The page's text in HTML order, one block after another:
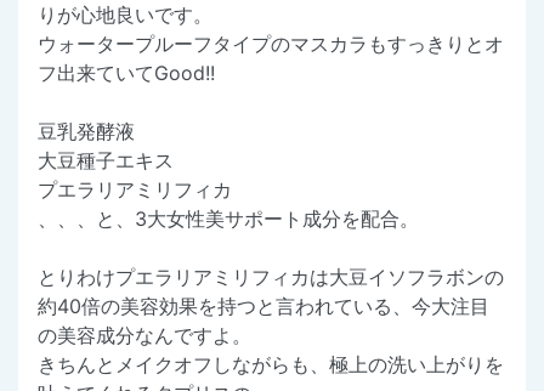
りが心地良いです。
ウォータープルーフタイプのマスカラもすっきりとオ
フ出来ていてGood!!
豆乳発酵液
大豆種子エキス
プエラリアミリフィカ
、、、と、3大女性美サポート成分を配合。
とりわけプエラリアミリフィカは大豆イソフラボンの
約40倍の美容効果を持つと言われている、今大注目
の美容成分なんですよ。
きちんとメイクオフしながらも、極上の洗い上がりを